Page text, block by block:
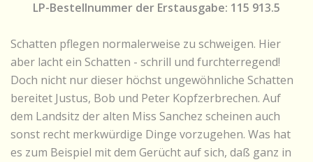
LP-Bestellnummer der Erstausgabe: 115 913.5
Schatten pflegen normalerweise zu schweigen. Hier
aber lacht ein Schatten - schrill und furchterregend!
Doch nicht nur dieser höchst ungewöhnliche Schatten
bereitet Justus, Bob und Peter Kopfzerbrechen. Auf
dem Landsitz der alten Miss Sanchez scheinen auch
sonst recht merkwürdige Dinge vorzugehen. Was hat
es zum Beispiel mit dem Gerücht auf sich, daß ganz in